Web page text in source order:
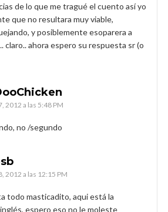
de lo que me tragué el cuento así yo
que no resultara muy viable,
y posiblemente esoparera a
claro.. ahora espero su respuesta sr (o
2012 a las 5:48 PM
no /segundo
2012 a las 12:15 PM
todo masticadito, aqui está la
espero eso no le moleste